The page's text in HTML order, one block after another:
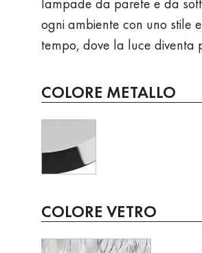
ogni ambiente con uno stile
tempo, dove la luce diventa
COLORE METALLO
COLORE VETRO